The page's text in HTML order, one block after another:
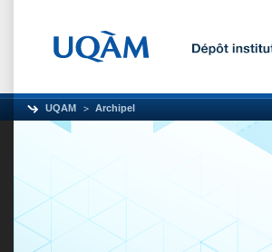
UQAM Archipel